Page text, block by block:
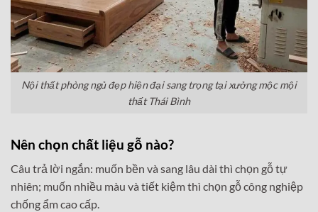
Nội thất phòng ngủ đẹp hiện đại sang trọng tại xưởng mộc mội
thất Thái Bình
Nên chọn chất liệu gỗ nào?
Câu trả lời ngắn: muốn bền và sang lâu dài thì chọn gỗ tự
nhiên; muốn nhiều màu và tiết kiệm thì chọn gỗ công nghiệp
chống ẩm cao cấp.